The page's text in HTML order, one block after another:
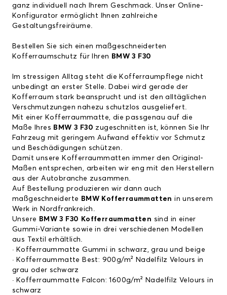
ganz individuell nach Ihrem Geschmack. Unser Online-
Konfigurator ermöglicht Ihnen zahlreiche
Gestaltungsfreiräume.
Bestellen Sie sich einen maßgeschneiderten
Kofferraumschutz für Ihren BMW 3 F30
Im stressigen Alltag steht die Kofferraumpflege nicht
unbedingt an erster Stelle. Dabei wird gerade der
Kofferraum stark beansprucht und ist den alltäglichen
Verschmutzungen nahezu schutzlos ausgeliefert.
Mit einer Kofferraummatte, die passgenau auf die
Maße Ihres BMW 3 F30 zugeschnitten ist, können Sie Ihr
Fahrzeug mit geringem Aufwand effektiv vor Schmutz
und Beschädigungen schützen.
Damit unsere Kofferraummatten immer den Original-
Maßen entsprechen, arbeiten wir eng mit den Herstellern
aus der Autobranche zusammen.
Auf Bestellung produzieren wir dann auch
maßgeschneiderte BMW Kofferraummatten in unserem
Werk in Nordfrankreich.
Unsere BMW 3 F30 Kofferraummatten sind in einer
Gummi-Variante sowie in drei verschiedenen Modellen
aus Textil erhältlich.
· Kofferraummatte Gummi in schwarz, grau und beige
· Kofferraummatte Best: 900g/m² Nadelfilz Velours in
grau oder schwarz
· Kofferraummatte Falcon: 1600g/m² Nadelfilz Velours in
schwarz